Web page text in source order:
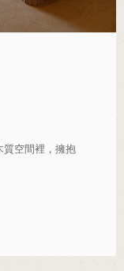
質空間裡，擁抱